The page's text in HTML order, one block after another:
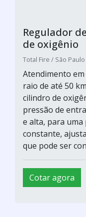
Regulador
de oxigênio
Total Fire / São Paulo
Atendimento em
raio de até 50
cilindro de
pressão de
e alta, para uma
constante,
que pode ser
Cotar agora